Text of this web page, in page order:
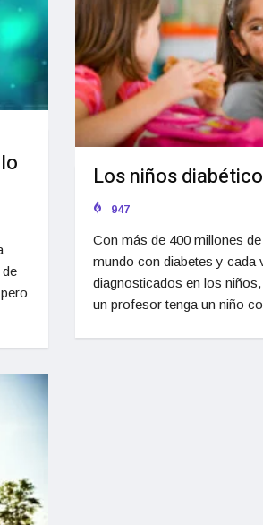
Los niños
947
Con más de 400 millones
mundo con diabetes y cada
diagnosticados en los
un profesor tenga un niño